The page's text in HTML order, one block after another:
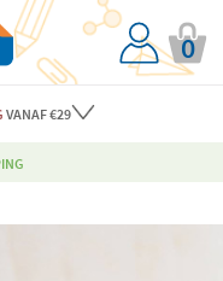
0
VANAF €29